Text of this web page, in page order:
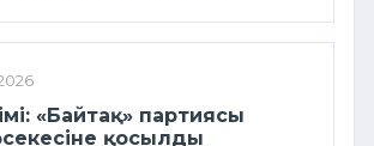
«Байтақ» партиясы
қосылды